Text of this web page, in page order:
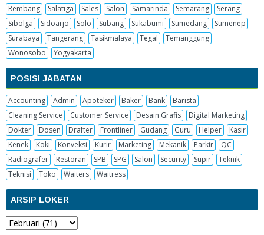
Rembang
Salatiga Sales Salon Samarinda Semarang
Serang
Sibolga
Sidoarjo Solo Subang Sukabumi Sumedang
Sumenep
Surabaya
Tangerang Tasikmalaya Tegal
Temanggung
Wonosobo
Yogyakarta
POSISI JABATAN
Accounting Admin Apoteker Baker Bank
Barista
Cleaning Service
Customer Service Desain Grafis
Digital Marketing
Dokter
Dosen Drafter Frontliner Gudang Guru Helper
Kasir
Kenek
Koki Konveksi Kurir Marketing Mekanik Parkir
QC
Radiografer
Restoran SPB SPG Salon Security Supir
Teknik
Teknisi
Toko Waiters Waitress
ARSIP LOKER